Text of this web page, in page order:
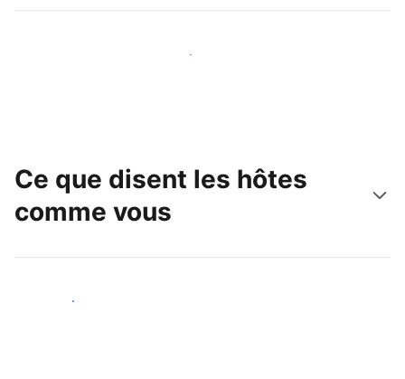
Touchez une nouvelle clientèle dès aujourd'hui
Ce que disent les hôtes
comme vous
Devenir hôte